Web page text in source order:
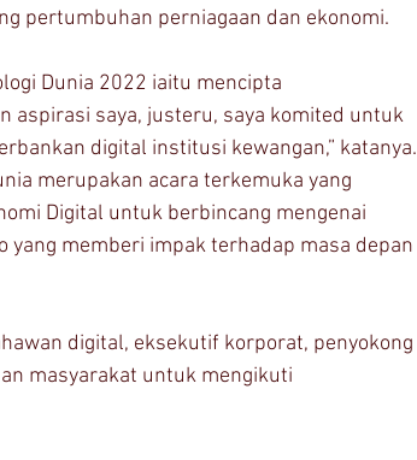
pertumbuhan perniagaan dan ekonomi.
Dunia 2022 iaitu mencipta
aspirasi saya, justeru, saya komited untuk
digital institusi kewangan,” katanya.
merupakan acara terkemuka yang
Digital untuk berbincang mengenai
memberi impak terhadap masa depan
digital, eksekutif korporat, penyokong
masyarakat untuk mengikuti